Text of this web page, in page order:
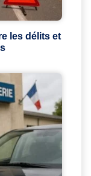
les délits et